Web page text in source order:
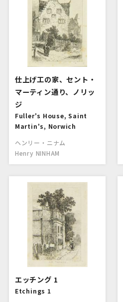
仕上げ工の家、セント・
マーティン通り、ノリッ
ジ
Fuller's House, Saint
Martin's, Norwich
ヘンリー・ニナム
Henry NINHAM
エッチング 1
Etchings 1